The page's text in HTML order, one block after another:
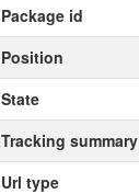
Package id
Position
State
Tracking summary
Url type